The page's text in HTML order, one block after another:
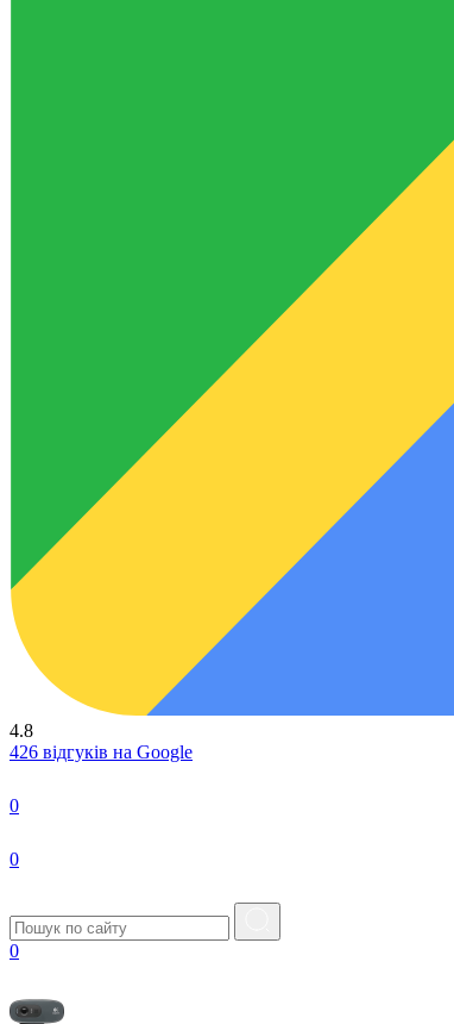
4.8
426 відгуків на Google
0
0
0